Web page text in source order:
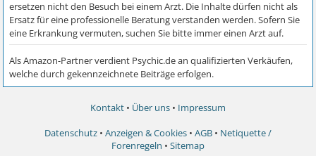
Kontakt • Über uns • Impressum
Datenschutz • Anzeigen & Cookies • AGB • Netiquette /
Forenregeln • Sitemap